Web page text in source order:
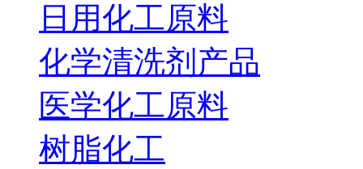
日用化工原料
化学清洗剂产品
医学化工原料
树脂化工